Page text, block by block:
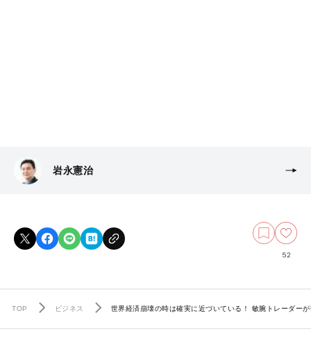
岩永憲治
52
TOP ビジネス 世界経済崩壊の時は確実に近づいている！ 敏腕トレーダー